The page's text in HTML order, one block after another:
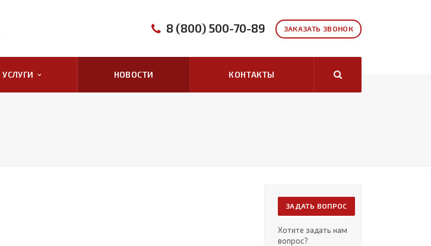
ЗАКАЗАТЬ ЗВОНОК
8 (800) 500-70-89
УСЛУГИ НОВОСТИ КОНТАКТЫ
ЗАДАТЬ ВОПРОС
Хотите задать нам
вопрос?